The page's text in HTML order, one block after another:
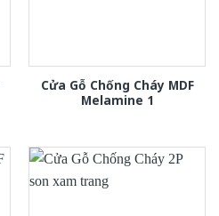
Cửa Gỗ Chống Cháy MDF
Melamine 1